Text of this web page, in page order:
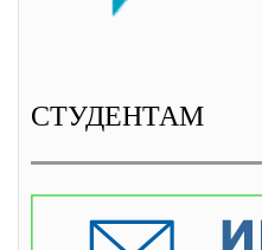
СТУДЕНТАМ